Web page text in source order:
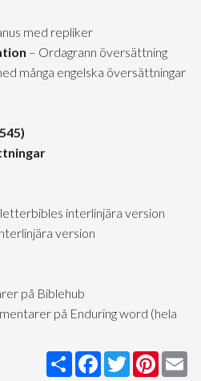
med repliker
– Ordagrann översättning
många engelska översättningar
interlinjära version
version
på Biblehub
på Enduring word (hela
Share Facebook
Twitter